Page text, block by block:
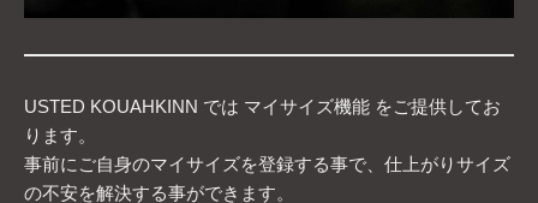
USTED KOUAHKINN では マイサイズ機能 をご提供してお
ります。
事前にご自身のマイサイズを登録する事で、仕上がりサイズ
の不安を解決する事ができます。